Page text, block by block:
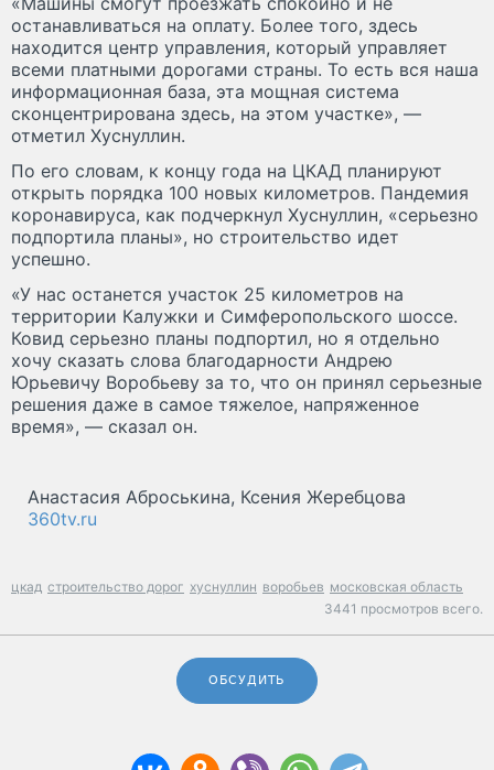
останавливаться на оплату. Более того, здесь
находится центр управления, который управляет
всеми платными дорогами страны. То есть вся наша
информационная база, эта мощная система
сконцентрирована здесь, на этом участке», —
отметил Хуснуллин.
По его словам, к концу года на ЦКАД планируют
открыть порядка 100 новых километров. Пандемия
коронавируса, как подчеркнул Хуснуллин, «серьезно
подпортила планы», но строительство идет
успешно.
«У нас останется участок 25 километров на
территории Калужки и Симферопольского шоссе.
Ковид серьезно планы подпортил, но я отдельно
хочу сказать слова благодарности Андрею
Юрьевичу Воробьеву за то, что он принял серьезные
решения даже в самое тяжелое, напряженное
время», — сказал он.
Анастасия Аброськина, Ксения Жеребцова
360tv.ru
цкад строительство дорог хуснуллин воробьев московская область
3441 просмотров всего.
ОБСУДИТЬ